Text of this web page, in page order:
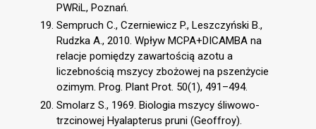
PWRiL, Poznań.
Sempruch C., Czerniewicz P., Leszczyński B.,
Rudzka A., 2010. Wpływ MCPA+DICAMBA na
relacje pomiędzy zawartością azotu a
liczebnością mszycy zbożowej na pszenżycie
ozimym. Prog. Plant Prot. 50(1), 491–494.
Smolarz S., 1969. Biologia mszycy śliwowo-
trzcinowej Hyalapterus pruni (Geoffroy).